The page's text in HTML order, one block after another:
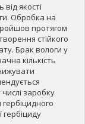
якості
Обробка на
протягом
стійкого
Брак вологи у
кількість
заробку
гербіциду